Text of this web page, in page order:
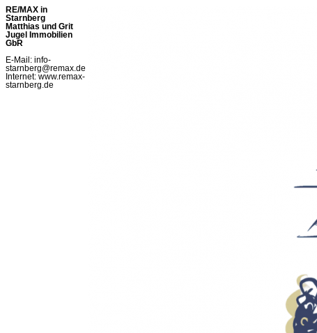
RE/MAX in
Starnberg
Matthias und Grit
Jugel Immobilien
GbR
E-Mail: info-
starnberg@remax.de
Internet: www.remax-
starnberg.de